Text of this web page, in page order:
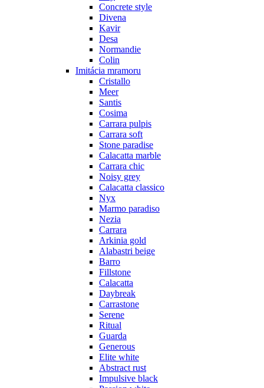
Concrete style
Divena
Kavir
Desa
Normandie
Colin
Imitácia mramoru
Cristallo
Meer
Santis
Cosima
Carrara pulpis
Carrara soft
Stone paradise
Calacatta marble
Carrara chic
Noisy grey
Calacatta classico
Nyx
Marmo paradiso
Nezia
Carrara
Arkinia gold
Alabastri beige
Barro
Fillstone
Calacatta
Daybreak
Carrastone
Serene
Ritual
Guarda
Generous
Elite white
Abstract rust
Impulsive black